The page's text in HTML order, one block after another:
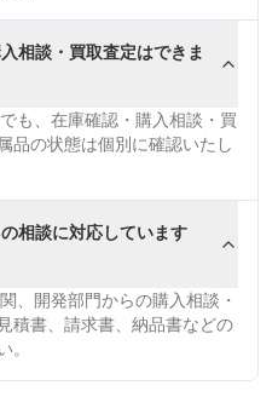
相談・買取査定はできま
も、在庫確認・購入相談・買
品の状態は個別に確認いたし
相談に対応しています
、開発部門からの購入相談・
積書、請求書、納品書などの